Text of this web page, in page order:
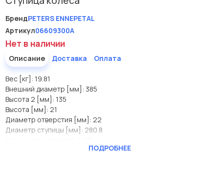
БрендPETERS ENNEPETAL
Артикул06609300A
Нет в наличии
Описание Доставка Оплата
Вес [кг]: 19.81
Внешний диаметр [мм]: 385
Высота 2 [мм]: 135
Высота [мм]: 21
Диаметр отверстия [мм]: 22
Диаметр ступицы [мм]: 280.8
Количество отверстий 1: 6ПОДРОБНЕЕ